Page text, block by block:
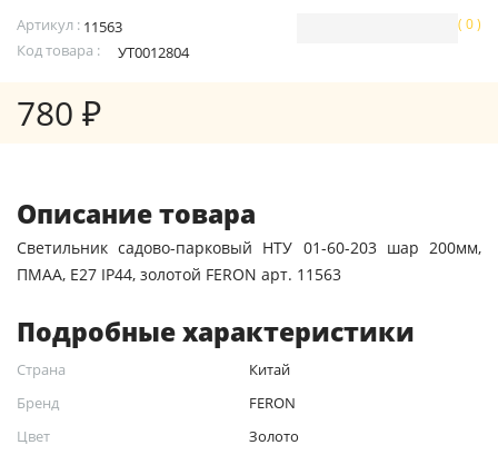
Артикул : 11563
Код товара :
УТ0012804
( 0 )
780 ₽
Описание товара
Светильник садово-парковый НТУ 01-60-203 шар 200мм,
ПМАА, E27 IP44, золотой FERON арт. 11563
Подробные характеристики
Страна
Китай
Бренд
FERON
Цвет
Золото